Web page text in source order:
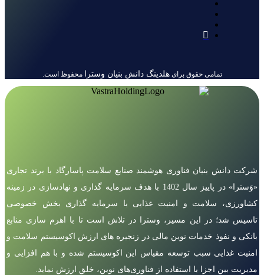
تمامی حقوق برایهلدینگ دانش بنیان وسترا محفوظ است.
شرکت دانش بنیان فناوری هوشمند صنایع سلامت پاسارگاد با برند تجاری
«وَسترا» در پاییز سال 1402 با هدف سرمایه گذاری و نهادسازی در زمینه
کشاورزی، سلامت و امنیت غذایی با سرمایه گذاری بخش خصوصی
تاسیس شد؛ در این مسیر، وسترا در تلاش است تا با اهرم سازی منابع
بانکی و نفوذ خدمات نوین مالی در زنجیره های ارزش اکوسیستم سلامت و
امنیت غذایی سبب توسعه مقیاس این اکوسیستم شده و با هم افزایی و
مدیریت بین اجزا با استفاده از فناوری‌های نوین، خلق ارزش نماید.